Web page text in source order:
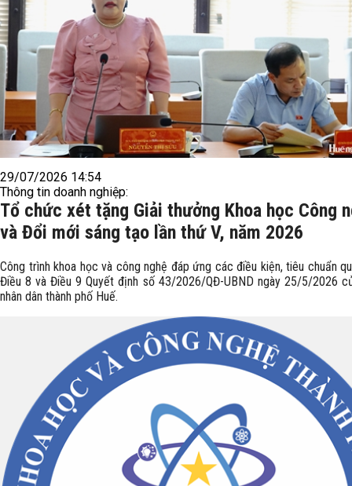
29/07/2026 14:54
Thông tin doanh nghiệp:
Tổ chức xét tặng Giải thưởng Khoa học Công
và Đổi mới sáng tạo lần thứ V, năm 2026
Công trình khoa học và công nghệ đáp ứng các điều kiện, tiêu chuẩn
Điều 8 và Điều 9 Quyết định số 43/2026/QĐ-UBND ngày 25/5/2026
nhân dân thành phố Huế.